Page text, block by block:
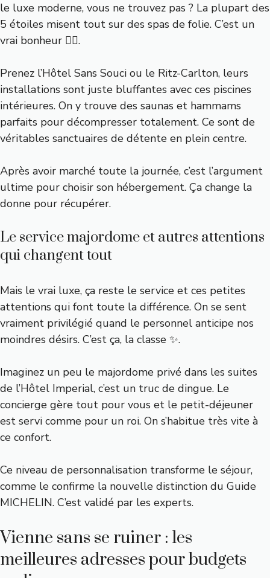
le luxe moderne, vous ne trouvez pas ? La plupart des
5 étoiles misent tout sur des spas de folie. C’est un
vrai bonheur 🧖‍♂️.
Prenez l’Hôtel Sans Souci ou le Ritz-Carlton, leurs
installations sont juste bluffantes avec ces piscines
intérieures. On y trouve des saunas et hammams
parfaits pour décompresser totalement. Ce sont de
véritables sanctuaires de détente en plein centre.
Après avoir marché toute la journée, c’est l’argument
ultime pour choisir son hébergement. Ça change la
donne pour récupérer.
Le service majordome et autres attentions
qui changent tout
Mais le vrai luxe, ça reste le service et ces petites
attentions qui font toute la différence. On se sent
vraiment privilégié quand le personnel anticipe nos
moindres désirs. C’est ça, la classe ✨.
Imaginez un peu le majordome privé dans les suites
de l’Hôtel Imperial, c’est un truc de dingue. Le
concierge gère tout pour vous et le petit-déjeuner
est servi comme pour un roi. On s’habitue très vite à
ce confort.
Ce niveau de personnalisation transforme le séjour,
comme le confirme la nouvelle distinction du Guide
MICHELIN. C’est validé par les experts.
Vienne sans se ruiner : les
meilleures adresses pour budgets